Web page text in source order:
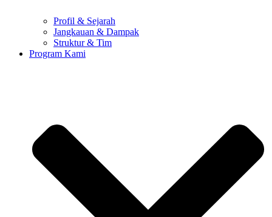
Profil & Sejarah
Jangkauan & Dampak
Struktur & Tim
Program Kami